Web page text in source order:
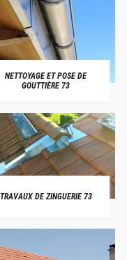
NETTOYAGE ET POSE DE
GOUTTIÈRE 73
TRAVAUX DE ZINGUERIE 73